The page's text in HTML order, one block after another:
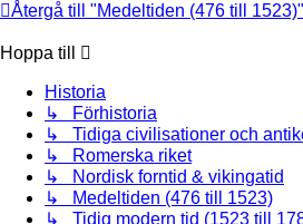
Återgå till "Medeltiden (476 till 1523)"
Hoppa till
Historia
↳ Förhistoria
↳ Tidiga civilisationer och
↳ Romerska riket
↳ Nordisk forntid & vikingatid
↳ Medeltiden (476 till 1523)
↳ Tidig modern tid (1523 till